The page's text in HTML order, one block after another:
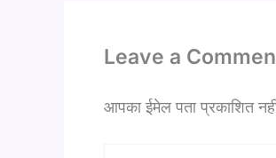
Leave a
आपका ईमेल पता प्रकाशित